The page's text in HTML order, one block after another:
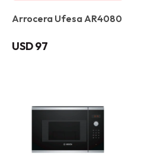
Arrocera Ufesa AR4080
USD97